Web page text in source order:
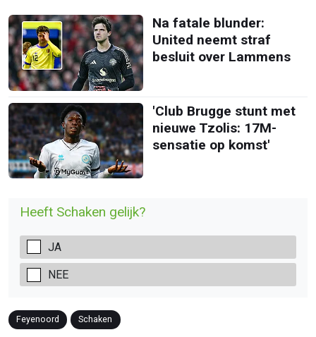
Na fatale blunder:
United neemt straf
besluit over Lammens
'Club Brugge stunt met
nieuwe Tzolis: 17M-
sensatie op komst'
Heeft Schaken gelijk?
JA
NEE
Feyenoord Schaken